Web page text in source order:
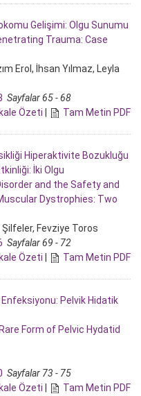
Gelişimi: Olgu Sunumu
Trauma: Case
Erol, İhsan Yılmaz, Leyla
Sayfalar 65 - 68
Özeti | Tam Metin PDF
Hiperaktivite Bozukluğu
İki Olgu
and the Safety and
Dystrophies: Two
Fevziye Toros
Sayfalar 69 - 72
Özeti | Tam Metin PDF
Pelvik Hidatik
Form of Pelvic Hydatid
Sayfalar 73 - 75
Özeti | Tam Metin PDF